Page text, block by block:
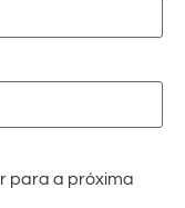
para a próxima